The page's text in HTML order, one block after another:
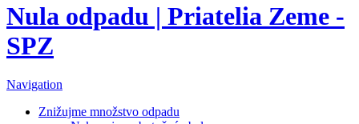
Nula odpadu | Priatelia Zeme -
SPZ
Navigation
Znižujme množstvo odpadu